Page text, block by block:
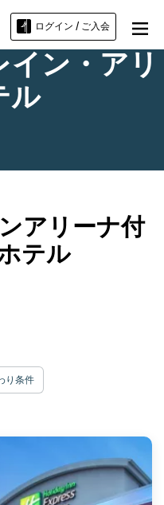
ログイン / ご入会
イン・アリ
ル
アリーナ付
テル
り条件